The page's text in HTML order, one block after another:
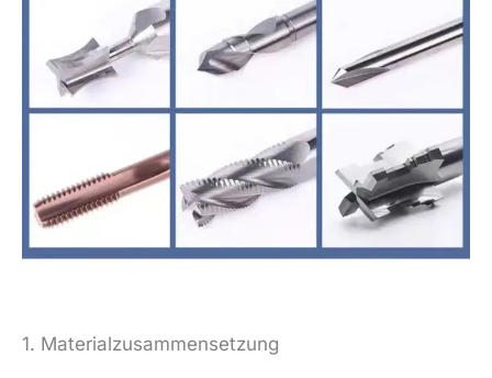
1. Materialzusammensetzung